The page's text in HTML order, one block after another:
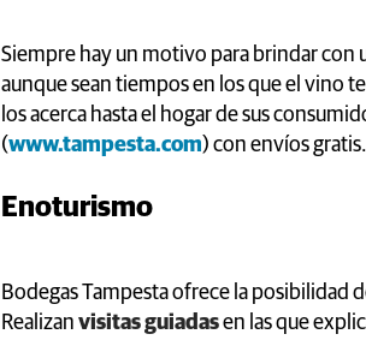
Siempre hay un motivo para brindar con
aunque sean tiempos en los que el vino
los acerca hasta el hogar de sus
(www.tampesta.com) con envíos gratis.
Enoturismo
Bodegas Tampesta ofrece la posibilidad
Realizan visitas guiadasen las que